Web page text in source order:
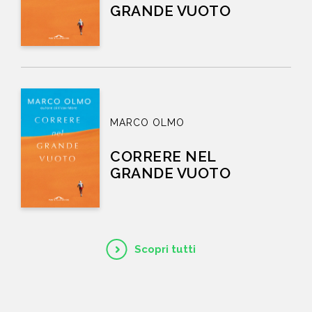
Scopri tutti
GRANDE VUOTO
MARCO OLMO
CORRERE NEL
GRANDE VUOTO